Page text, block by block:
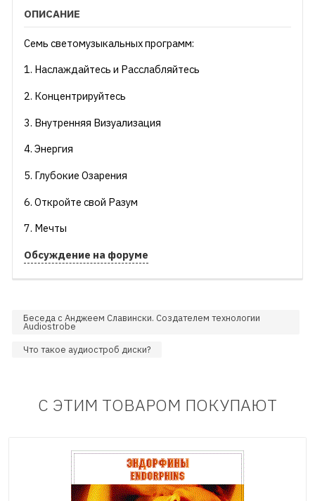
ОПИСАНИЕ
Семь светомузыкальных программ:
1. Наслаждайтесь и Расслабляйтесь
2. Концентрируйтесь
3. Внутренняя Визуализация
4. Энергия
5. Глубокие Озарения
6. Откройте свой Разум
7. Мечты
Обсуждение на форуме
Беседа с Анджеем Славински. Создателем технологии
Audiostrobe
Что такое аудиостроб диски?
С ЭТИМ ТОВАРОМ ПОКУПАЮТ